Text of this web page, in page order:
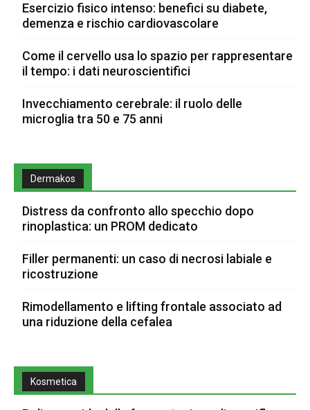
Esercizio fisico intenso: benefici su diabete,
demenza e rischio cardiovascolare
Come il cervello usa lo spazio per rappresentare
il tempo: i dati neuroscientifici
Invecchiamento cerebrale: il ruolo delle
microglia tra 50 e 75 anni
Dermakos
Distress da confronto allo specchio dopo
rinoplastica: un PROM dedicato
Filler permanenti: un caso di necrosi labiale e
ricostruzione
Rimodellamento e lifting frontale associato ad
una riduzione della cefalea
Kosmetica